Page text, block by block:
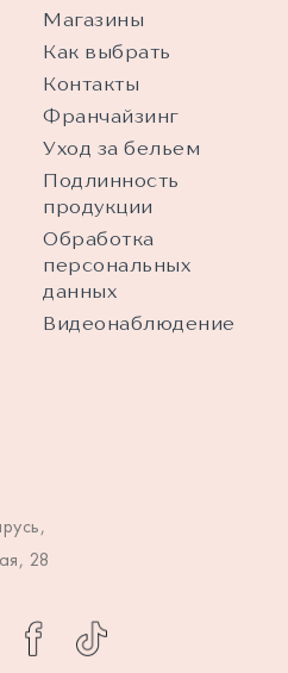
Магазины
Как выбрать
Контакты
Франчайзинг
Уход за бельем
Подлинность
продукции
Обработка
персональных
данных
Видеонаблюдение
28